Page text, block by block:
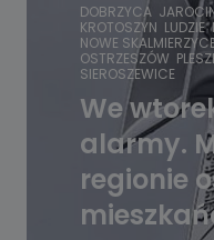
DOBRZYCA
KROTOSZYN LUDZIE
NOWE
OSTRZESZÓW
SIEROSZEWICE
We
alarmy.
regionie